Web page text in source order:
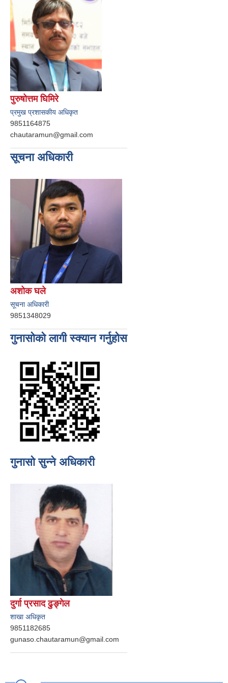
पुरुषोत्तम घिमिरे
प्रमुख प्रशासकीय अधिकृत
9851164875
chautaramun@gmail.com
सूचना अधिकारी
अशोक घले
सूचना अधिकारी
9851348029
गुनासोको लागी स्क्यान गर्नुहोस
गुनासो सुन्ने अधिकारी
दुर्गा प्रसाद ढुङ्गेल
शाखा अधिकृत
9851182685
gunaso.chautaramun@gmail.com